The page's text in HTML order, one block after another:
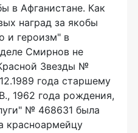
в Афганистане. Как
наград за якобы
и героизм" в
Смирнов не
Звезды №
года старшему
1962 года рождения,
№ 468631 была
красноармейцу